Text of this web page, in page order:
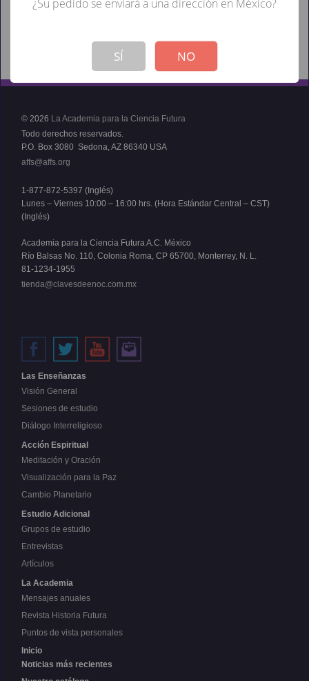
© 2026 La Academia para la Ciencia Futura
Todo derechos reservados.
P.O. Box 3080 Sedona, AZ 86340 USA
affs@affs.org
1-877-872-5397 (Inglés)
Lunes – Viernes 10:00 – 16:00 hrs. (Hora Estándar Central – CST)
(Inglés)
Academia para la Ciencia Futura A.C. México
Río Balsas No. 110, Colonia Roma, CP 65700, Monterrey, N. L.
81-1234-1955
tienda@clavesdeenoc.com.mx
Las Enseñanzas
Visión General
Sesiones de estudio
Diálogo Interreligioso
Acción Espiritual
Meditación y Oración
Visualización para la Paz
Cambio Planetario
Estudio Adicional
Grupos de estudio
Entrevistas
Artículos
La Academia
Mensajes anuales
Revista Historia Futura
Puntos de vista personales
Inicio
Noticias más recientes
¿Su pedido se enviará a una dirección en México?
SÍ NO